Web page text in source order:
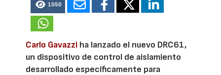
1050
Carlo Gavazzi ha lanzado el nuevo DRC61,
un dispositivo de control de aislamiento
desarrollado específicamente para